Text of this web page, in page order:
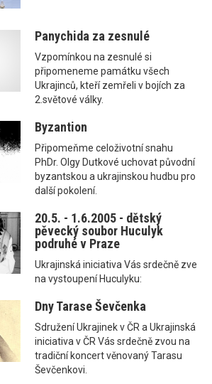
Panychida za zesnulé
Vzpomínkou na zesnulé si
připomeneme památku všech
Ukrajinců, kteří zemřeli v bojích za
2.světové války.
Byzantion
Připomeňme celoživotní snahu
PhDr. Olgy Dutkové uchovat původní
byzantskou a ukrajinskou hudbu pro
další pokolení.
20.5. - 1.6.2005 - dětský
pěvecký soubor Huculyk
podruhé v Praze
Ukrajinská iniciativa Vás srdečně zve
na vystoupení Huculyku:
Dny Tarase Ševčenka
Sdružení Ukrajinek v ČR a Ukrajinská
iniciativa v ČR Vás srdečně zvou na
tradiční koncert věnovaný Tarasu
Ševčenkovi.